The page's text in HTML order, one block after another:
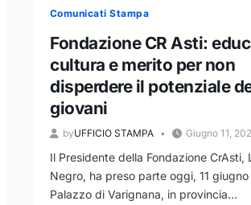
confronto,
ma
nel
rispetto
dei
ruoli
istituzionali”
Comunicati Stampa
Fondazione CR Asti:
cultura e merito per non
disperdere il potenziale
giovani
byUFFICIO STAMPA Giugno 11,
Il Presidente della Fondazione CrAsti,
Negro, ha preso parte oggi, 11
Palazzo di Varignana, in provincia…